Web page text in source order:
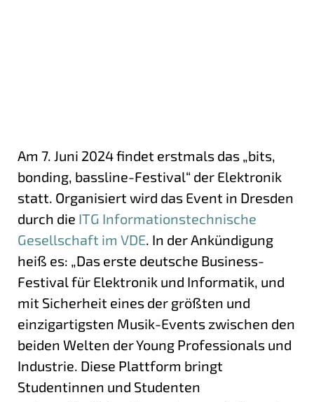
Am 7. Juni 2024 findet erstmals das „bits,
bonding, bassline-Festival“ der Elektronik
statt. Organisiert wird das Event in Dresden
durch die ITG Informationstechnische
Gesellschaft im VDE. In der Ankündigung
heiß es: „Das erste deutsche Business-
Festival für Elektronik und Informatik, und
mit Sicherheit eines der größten und
einzigartigsten Musik-Events zwischen den
beiden Welten der Young Professionals und
Industrie. Diese Plattform bringt
Studentinnen und Studenten